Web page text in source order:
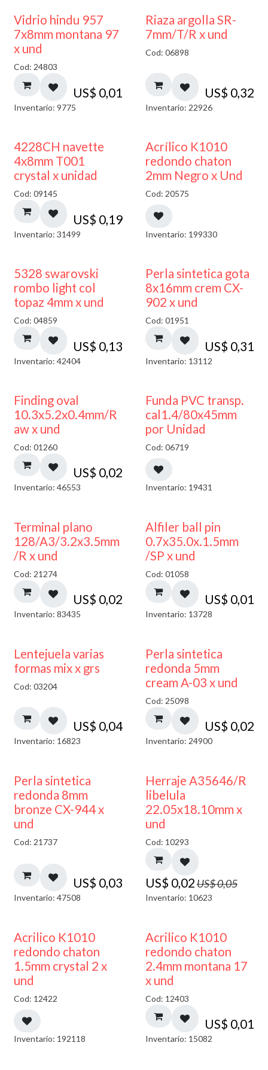
40% DESCUENTO
Vidrio hindu 957
7x8mm montana 97
x und
Cod: 24803
US$ 0,01
Inventario: 9775
Riaza argolla SR-
7mm/T/R x und
Cod: 06898
US$ 0,32
Inventario: 22926
4228CH navette
4x8mm T001
crystal x unidad
Cod: 09145
US$ 0,19
Inventario: 31499
50% DESCUENTO
Acrílico K1010
redondo chaton
2mm Negro x Und
Cod: 20575
Inventario: 199330
5328 swarovski
rombo light col
topaz 4mm x und
Cod: 04859
US$ 0,13
Inventario: 42404
Perla sintetica gota
8x16mm crem CX-
902 x und
Cod: 01951
US$ 0,31
Inventario: 13112
Finding oval
10.3x5.2x0.4mm/R
aw x und
Cod: 01260
US$ 0,02
Inventario: 46553
Funda PVC transp.
cal1.4/80x45mm
por Unidad
Cod: 06719
Inventario: 19431
Terminal plano
128/A3/3.2x3.5mm
/R x und
Cod: 21274
US$ 0,02
Inventario: 83435
Alfiler ball pin
0.7x35.0x.1.5mm
/SP x und
Cod: 01058
US$ 0,01
Inventario: 13728
Lentejuela varias
formas mix x grs
Cod: 03204
US$ 0,04
Inventario: 16823
Perla sintetica
redonda 5mm
cream A-03 x und
Cod: 25098
US$ 0,02
Inventario: 24900
Perla sintetica
redonda 8mm
bronze CX-944 x
und
Cod: 21737
US$ 0,03
Inventario: 47508
50% DESCUENTO
Herraje A35646/R
libelula
22.05x18.10mm x
und
Cod: 10293
US$ 0,02US$0,05
Inventario: 10623
50% DESCUENTO
Acrilico K1010
redondo chaton
1.5mm crystal 2 x
und
Cod: 12422
Inventario: 192118
50% DESCUENTO
Acrilico K1010
redondo chaton
2.4mm montana 17
x und
Cod: 12403
US$ 0,01
Inventario: 15082